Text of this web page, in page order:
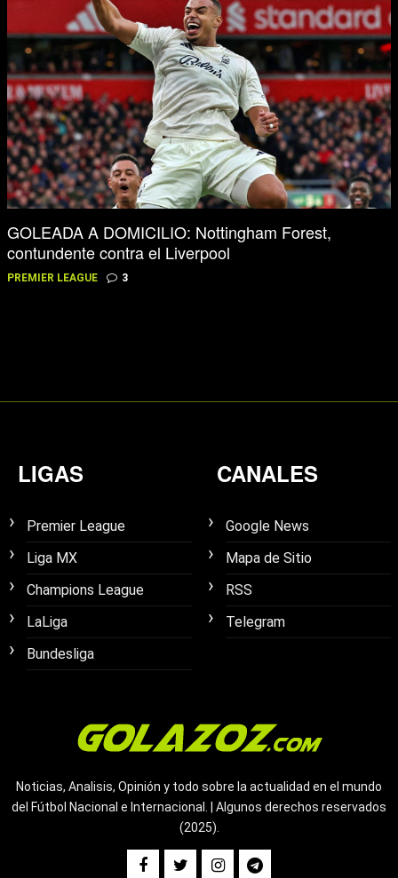
GOLEADA A DOMICILIO: Nottingham Forest,
contundente contra el Liverpool
PREMIER LEAGUE 3
LIGAS
Premier League
Liga MX
Champions League
LaLiga
Bundesliga
CANALES
Google News
Mapa de Sitio
RSS
Telegram
Noticias, Analisis, Opinión y todo sobre la actualidad en el mundo
del Fútbol Nacional e Internacional. | Algunos derechos reservados
(2025).